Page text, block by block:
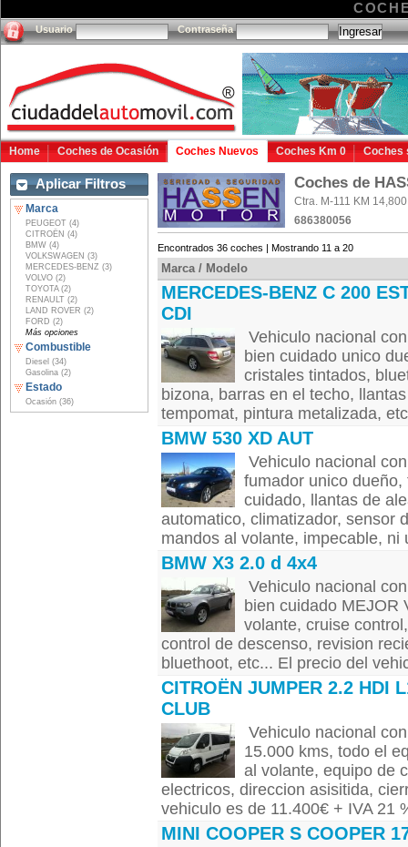
Usuario Contraseña
Home Coches de Ocasión Coches Nuevos Coches Km 0 Coches
Aplicar Filtros
Marca
PEUGEOT (4)
CITROËN (4)
BMW (4)
VOLKSWAGEN (3)
MERCEDES-BENZ (3)
VOLVO (2)
TOYOTA (2)
RENAULT (2)
LAND ROVER (2)
FORD (2)
Más opciones
Combustible
Diesel (34)
Gasolina (2)
Estado
Ocasión (36)
Coches de
Ctra. M-111 KM
686380056
Encontrados 36 coches | Mostrando 11 a 20
Marca / Modelo
MERCEDES-BENZ C 200
CDI
Vehiculo nacional
bien cuidado unico
cristales tintados,
bizona, barras en el techo,
tempomat, pintura metalizada,
BMW 530 XD AUT
Vehiculo nacional
fumador unico
cuidado, llantas de
automatico, climatizador, sensor
mandos al volante, impecable, ni
BMW X3 2.0 d 4x4
Vehiculo nacional
bien cuidado MEJOR
volante, cruise
control de descenso, revision
bluethoot, etc... El precio del
CITROËN JUMPER 2.2 HDI
CLUB
Vehiculo nacional
15.000 kms, todo el
al volante, equipo de
electricos, direccion asisitida,
vehiculo es de 11.400€ + IVA 21
MINI COOPER S COOPER